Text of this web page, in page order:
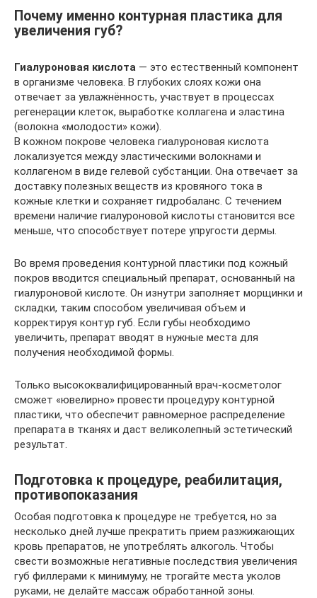
Почему именно контурная пластика для
увеличения губ?
Гиалуроновая кислота — это естественный компонент
в организме человека. В глубоких слоях кожи она
отвечает за увлажнённость, участвует в процессах
регенерации клеток, выработке коллагена и эластина
(волокна «молодости» кожи).
В кожном покрове человека гиалуроновая кислота
локализуется между эластическими волокнами и
коллагеном в виде гелевой субстанции. Она отвечает за
доставку полезных веществ из кровяного тока в
кожные клетки и сохраняет гидробаланс. С течением
времени наличие гиалуроновой кислоты становится все
меньше, что способствует потере упругости дермы.
Во время проведения контурной пластики под кожный
покров вводится специальный препарат, основанный на
гиалуроновой кислоте. Он изнутри заполняет морщинки и
складки, таким способом увеличивая объем и
корректируя контур губ. Если губы необходимо
увеличить, препарат вводят в нужные места для
получения необходимой формы.
Только высококвалифицированный врач-косметолог
сможет «ювелирно» провести процедуру контурной
пластики, что обеспечит равномерное распределение
препарата в тканях и даст великолепный эстетический
результат.
Подготовка к процедуре, реабилитация,
противопоказания
Особая подготовка к процедуре не требуется, но за
несколько дней лучше прекратить прием разжижающих
кровь препаратов, не употреблять алкоголь. Чтобы
свести возможные негативные последствия увеличения
губ филлерами к минимуму, не трогайте места уколов
руками, не делайте массаж обработанной зоны.